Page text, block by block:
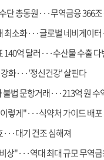
단 총동원···무역금융 366
최소화···글로벌 네비게이터
140억 달러···수산물 수출 다
화···'정신건강' 살핀다
법 문항거래···213억 원 수
렇게"···식약처 가이드 배포
대기 건조 심해져
상"···역대 최대 규모 무역